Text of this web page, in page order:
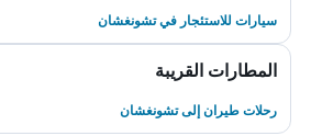
سيارات للاستئجار في تشونغشان
المطارات القريبة
رحلات طيران إلى تشونغشان